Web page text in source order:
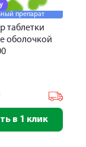
препарат
таблетки
оболочкой
в 1 клик